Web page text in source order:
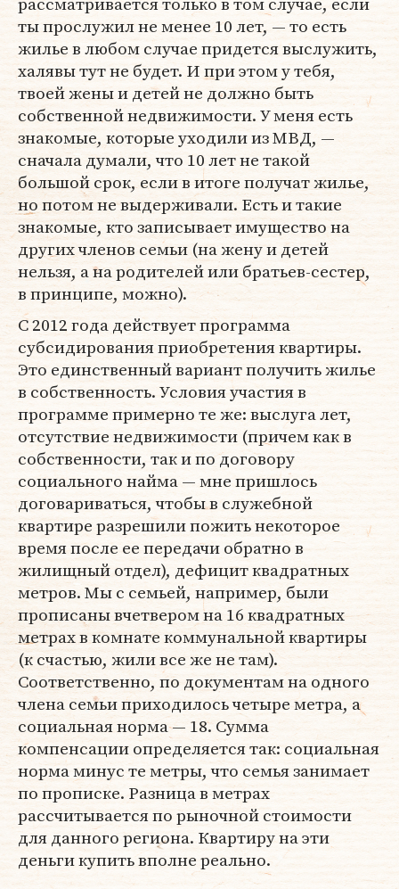
ты прослужил не менее 10 лет, — то есть
жилье в любом случае придется выслужить,
халявы тут не будет. И при этом у тебя,
твоей жены и детей не должно быть
собственной недвижимости. У меня есть
знакомые, которые уходили из МВД, —
сначала думали, что 10 лет не такой
большой срок, если в итоге получат жилье,
но потом не выдерживали. Есть и такие
знакомые, кто записывает имущество на
других членов семьи (на жену и детей
нельзя, а на родителей или братьев-сестер,
в принципе, можно).
С 2012 года действует программа
субсидирования приобретения квартиры.
Это единственный вариант получить жилье
в собственность. Условия участия в
программе примерно те же: выслуга лет,
отсутствие недвижимости (причем как в
собственности, так и по договору
социального найма — мне пришлось
договариваться, чтобы в служебной
квартире разрешили пожить некоторое
время после ее передачи обратно в
жилищный отдел), дефицит квадратных
метров. Мы с семьей, например, были
прописаны вчетвером на 16 квадратных
метрах в комнате коммунальной квартиры
(к счастью, жили все же не там).
Соответственно, по документам на одного
члена семьи приходилось четыре метра, а
социальная норма — 18. Сумма
компенсации определяется так: социальная
норма минус те метры, что семья занимает
по прописке. Разница в метрах
рассчитывается по рыночной стоимости
для данного региона. Квартиру на эти
деньги купить вполне реально.